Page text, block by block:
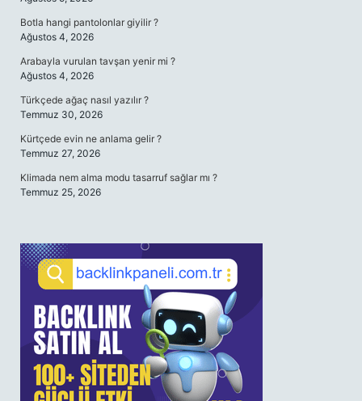
Botla hangi pantolonlar giyilir ?
Ağustos 4, 2026
Arabayla vurulan tavşan yenir mi ?
Ağustos 4, 2026
Türkçede ağaç nasıl yazılır ?
Temmuz 30, 2026
Kürtçede evin ne anlama gelir ?
Temmuz 27, 2026
Klimada nem alma modu tasarruf sağlar mı ?
Temmuz 25, 2026